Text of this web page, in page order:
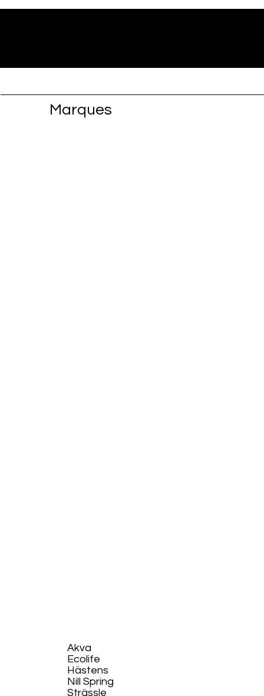
Marques
Akva
Ecolife​
Hästens
Nill Spring
Strässle